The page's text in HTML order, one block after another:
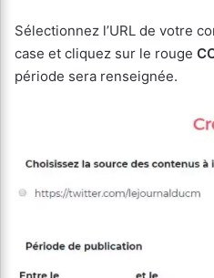
Sélectionnez l’URL de votre
case et cliquez sur le rouge
période sera renseignée.